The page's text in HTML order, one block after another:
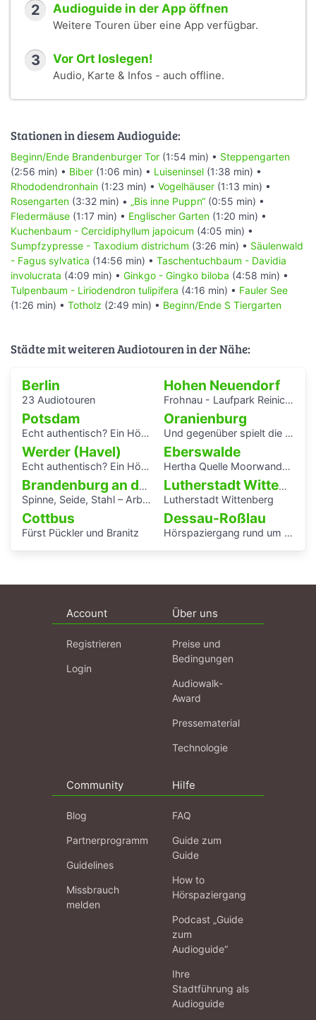
2 Audioguide in der App öffnen
Weitere Touren über eine App verfügbar.
3 Vor Ort loslegen!
Audio, Karte & Infos - auch offline.
Stationen in diesem Audioguide:
Beginn/Ende Brandenburger Tor (1:54 min) • Steppengarten
(2:56 min) • Biber (1:06 min) • Luiseninsel (1:38 min) •
Rhododendronhain (1:23 min) • Vogelhäuser (1:13 min) •
Rosengarten (3:32 min) • „Bis inne Puppn“ (0:55 min) •
Fledermäuse (1:17 min) • Englischer Garten (1:20 min) •
Kuchenbaum - Cercidiphyllum japoicum (4:05 min) •
Sumpfzypresse - Taxodium districhum (3:26 min) • Säulenwald
- Fagus sylvatica (14:56 min) • Taschentuchbaum - Davidia
involucrata (4:09 min) • Ginkgo - Gingko biloba (4:58 min) •
Tulpenbaum - Liriodendron tulipifera (4:16 min) • Fauler See
(1:26 min) • Totholz (2:49 min) • Beginn/Ende S Tiergarten
Städte mit weiteren Audiotouren in der Nähe:
Berlin
23 Audiotouren
Hohen Neuendorf
Frohnau - Laufpark Reinickendorf
Potsdam
Echt authentisch? Ein Hörspaziergang durch Potsdams Mitte
Oranienburg
Und gegenüber spielt die Blaskapelle
Werder (Havel)
Echt authentisch? Ein Hörspaziergang durch Potsdams Mitte
Eberswalde
Hertha Quelle Moorwanderung
Brandenburg an der Havel
Spinne, Seide, Stahl – Arbeit und Kunst in Brandenburg.
Lutherstadt Wittenberg
Lutherstadt Wittenberg
Cottbus
Fürst Pückler und Branitz
Dessau-Roßlau
Hörspaziergang rund um die Laubenganghäuser der Bauhaussiedlung Törten
Account
Registrieren
Login
Über uns
Preise und
Bedingungen
Audiowalk-
Award
Pressematerial
Technologie
Community
Blog
Partnerprogramm
Guidelines
Missbrauch
melden
Hilfe
FAQ
Guide zum
Guide
How to
Hörspaziergang
Podcast „Guide
zum
Audioguide“
Ihre
Stadtführung als
Audioguide